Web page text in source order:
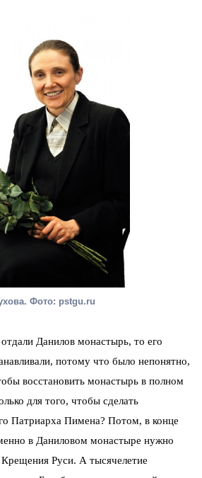
Фото: pstgu.ru
Данилов монастырь, то его
потому что было непонятно,
восстановить монастырь в полном
для того, чтобы сделать
Патриарха Пимена? Потом, в конце
в Даниловом монастыре нужно
Руси. А тысячелетие